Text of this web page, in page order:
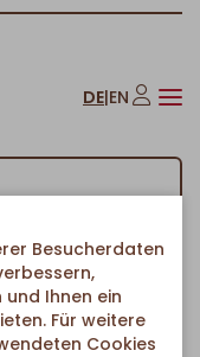
DE|EN
Food
Besucherdaten
Ihnen ein
Für weitere
Cookies